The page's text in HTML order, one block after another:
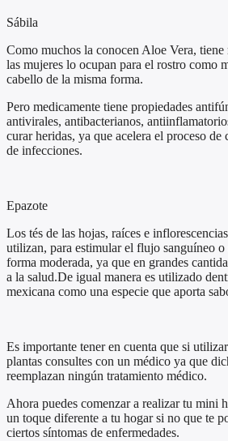
Sábila
Como muchos la conocen Aloe Vera,
las mujeres lo ocupan para el rostro como
cabello de la misma forma.
Pero medicamente tiene propiedades
antivirales, antibacterianos,
curar heridas, ya que acelera el proceso
de infecciones.
Epazote
Los tés de las hojas, raíces e
utilizan, para estimular el flujo sanguíneo
forma moderada, ya que en grandes
a la salud.De igual manera es utilizado
mexicana como una especie que aporta
Es importante tener en cuenta que si
plantas consultes con un médico ya que
reemplazan ningún tratamiento médico.
Ahora puedes comenzar a realizar tu mini
un toque diferente a tu hogar si no que te
ciertos síntomas de enfermedades.